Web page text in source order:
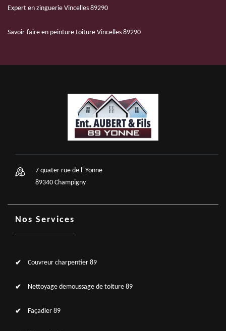
Expert en zinguerie Vincelles 89290
Savoir-faire en peinture toiture Vincelles 89290
7 quater rue de l' Yonne
89340 Champigny
Nos Services
Couvreur charpentier 89
Nettoyage demoussage de toiture 89
Façadier 89